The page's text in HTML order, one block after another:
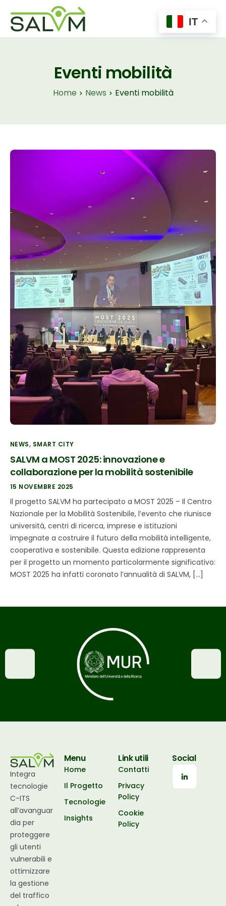
Home
TecnologieEventi mobilità
Home News Eventi mobilità
NEWS, SMART CITY
SALVM a MOST 2025: innovazione e
collaborazione per la mobilità sostenibile
15 NOVEMBRE 2025
Il progetto SALVM ha partecipato a MOST 2025 – Il Centro
Nazionale per la Mobilità Sostenibile, l’evento che riunisce
università, centri di ricerca, imprese e istituzioni
impegnate a costruire il futuro della mobilità intelligente,
cooperativa e sostenibile. Questa edizione rappresenta
per il progetto un momento particolarmente significativo:
MOST 2025 ha infatti coronato l’annualità di SALVM, […]
Integra
tecnologie
C-ITS
all’avanguar
dia per
proteggere
gli utenti
vulnerabili e
ottimizzare
la gestione
del traffico
Menu
Home
Il Progetto
Tecnologie
Insights
Link utili
Contatti
Privacy
Policy
Cookie
Policy
Social
IT